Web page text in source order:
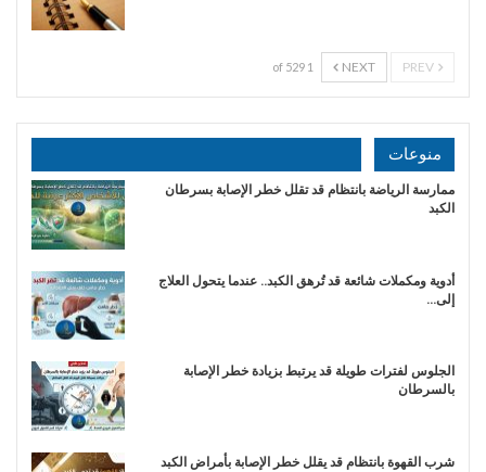
NEXT
1 of 529
منوعات
ممارسة الرياضة بانتظام قد تقلل خطر الإصابة بسرطان
الكبد
أدوية ومكملات شائعة قد تُرهق الكبد.. عندما يتحول العلاج
إلى…
الجلوس لفترات طويلة قد يرتبط بزيادة خطر الإصابة
بالسرطان
شرب القهوة بانتظام قد يقلل خطر الإصابة بأمراض الكبد